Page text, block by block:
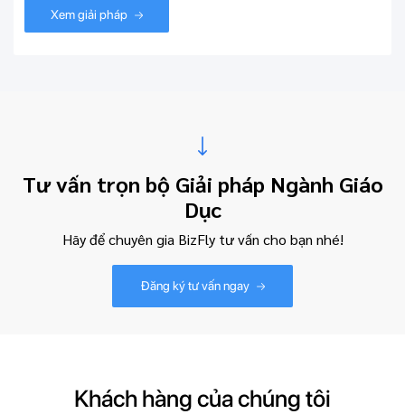
Xem giải pháp
Tư vấn trọn bộ Giải pháp Ngành Giáo
Dục
Hãy để chuyên gia BizFly tư vấn cho bạn nhé!
Đăng ký tư vấn ngay
Khách hàng của chúng tôi